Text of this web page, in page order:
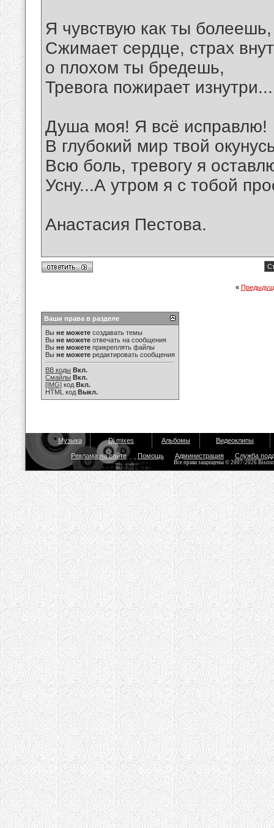
Я чувствую как ты болеешь,
Сжимает сердце, страх
о плохом ты бредешь,
Тревога пожирает изнутри...
Душа моя! Я всё исправлю!
В глубокий мир твой
Всю боль, тревогу я
Усну...А утром я с тобой
Анастасия Пестова.
«
Ваши права в разделе
Вы не можете создавать темы
Вы не можете отвечать на сообщения
Вы не можете прикреплять файлы
Вы не можете редактировать сообщения
BB коды Вкл.
Смайлы Вкл.
[IMG] код Вкл.
HTML код Выкл.
Музыка Dj mixes Альбомы Видеоклипы
Реклама на сайте Помощь Администрация Служба
Все права защищены © 2007-2026